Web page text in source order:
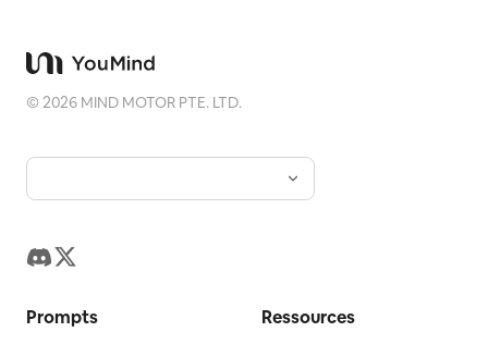
©2026 MIND MOTOR PTE. LTD.
Prompts Ressources